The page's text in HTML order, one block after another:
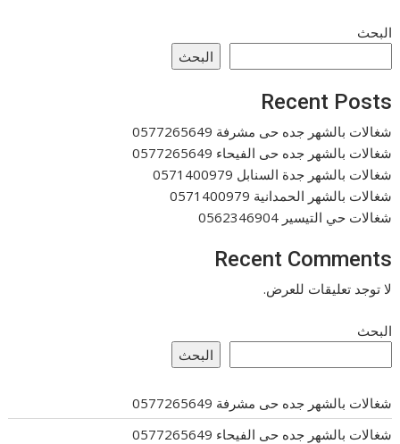
البحث
البحث
Recent Posts
شغالات بالشهر جده حى مشرفة 0577265649
شغالات بالشهر جده حى الفيحاء 0577265649
شغالات بالشهر جدة السنابل 0571400979
شغالات بالشهر الحمدانية 0571400979
شغالات حي التيسير 0562346904
Recent Comments
لا توجد تعليقات للعرض.
البحث
البحث
شغالات بالشهر جده حى مشرفة 0577265649
شغالات بالشهر جده حى الفيحاء 0577265649